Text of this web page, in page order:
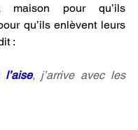
pour qu’ils
qu’ils enlèvent leurs
:
, j’arrive avec les